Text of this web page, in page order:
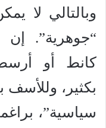
وبالتالي لا
“جوهرية”. إن
كانط أو
بكثير، وللأسف
سياسية”،